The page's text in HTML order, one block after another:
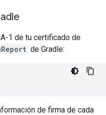
1 de tu certificado de
de Gradle:
de firma de cada